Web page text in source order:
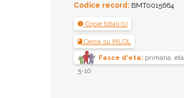
Codice record: BMT0015664
Copie totali (1)
Cerca su MLOL
Fasce d'età:primaria, età
5-10